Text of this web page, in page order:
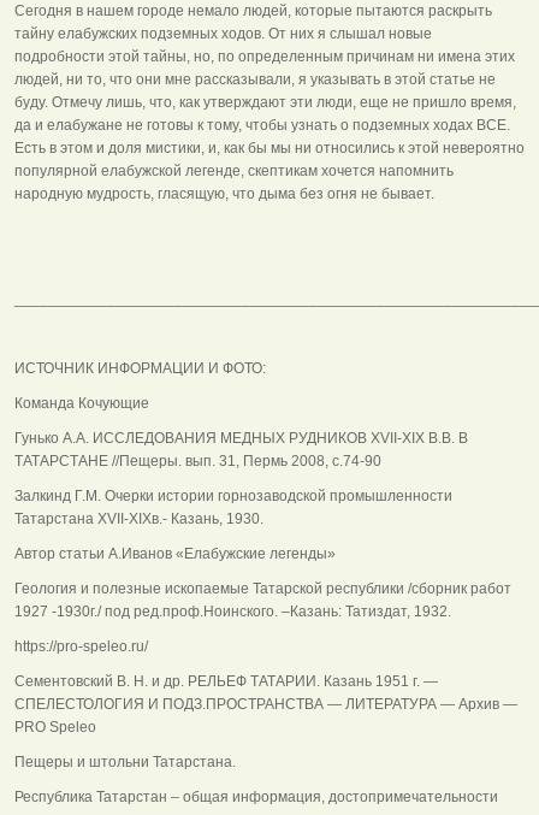
Сегодня в нашем городе немало людей, которые пытаются раскрыть
тайну елабужских подземных ходов. От них я слышал новые
подробности этой тайны, но, по определенным причинам ни имена этих
людей, ни то, что они мне рассказывали, я указывать в этой статье не
буду. Отмечу лишь, что, как утверждают эти люди, еще не пришло время,
да и елабужане не готовы к тому, чтобы узнать о подземных ходах ВСЕ.
Есть в этом и доля мистики, и, как бы мы ни относились к этой невероятно
популярной елабужской легенде, скептикам хочется напомнить
народную мудрость, гласящую, что дыма без огня не бывает.
ИСТОЧНИК ИНФОРМАЦИИ И ФОТО:
Команда Кочующие
Гунько А.А. ИССЛЕДОВАНИЯ МЕДНЫХ РУДНИКОВ XVII-XIX В.В. В
ТАТАРСТАНЕ //Пещеры. вып. 31, Пермь 2008, с.74-90
Залкинд Г.М. Очерки истории горнозаводской промышленности
Татарстана XVII-XIXв.- Казань, 1930.
Автор статьи А.Иванов «Елабужские легенды»
Геология и полезные ископаемые Татарской республики /сборник работ
1927 -1930г./ под ред.проф.Ноинского. –Казань: Татиздат, 1932.
https://pro-speleo.ru/
Сементовский В. Н. и др. РЕЛЬЕФ ТАТАРИИ. Казань 1951 г. —
СПЕЛЕСТОЛОГИЯ И ПОДЗ.ПРОСТРАНСТВА — ЛИТЕРАТУРА — Архив —
PRO Speleo
Пещеры и штольни Татарстана.
Республика Татарстан – общая информация, достопримечательности